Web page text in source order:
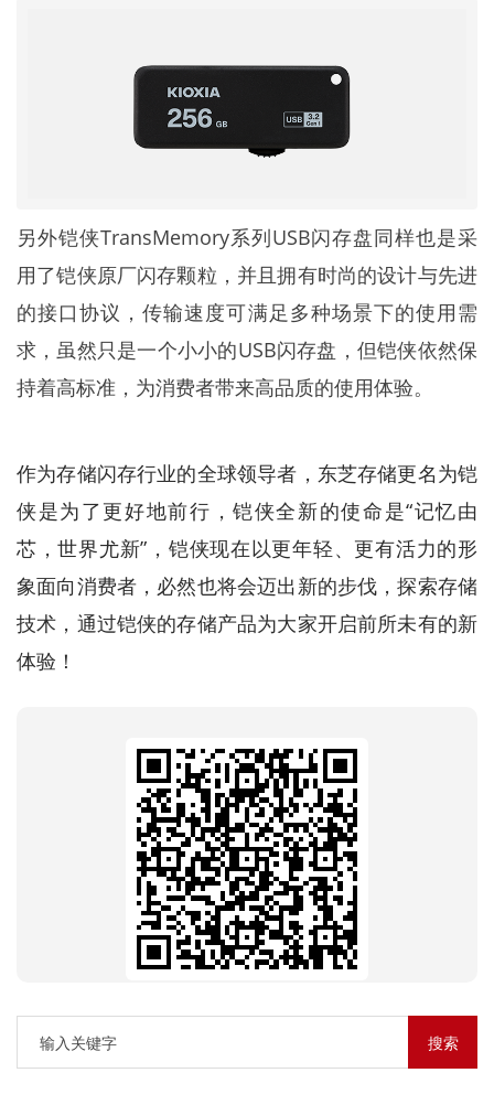
另外铠侠TransMemory系列USB闪存盘同样也是采
用了铠侠原厂闪存颗粒，并且拥有时尚的设计与先进
的接口协议，传输速度可满足多种场景下的使用需
求，虽然只是一个小小的USB闪存盘，但铠侠依然保
持着高标准，为消费者带来高品质的使用体验。
作为存储闪存行业的全球领导者，东芝存储更名为铠
侠是为了更好地前行，铠侠全新的使命是“记忆由
芯，世界尤新”，铠侠现在以更年轻、更有活力的形
象面向消费者，必然也将会迈出新的步伐，探索存储
技术，通过铠侠的存储产品为大家开启前所未有的新
体验！